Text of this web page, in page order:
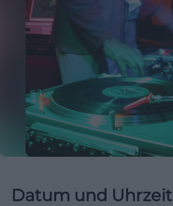
Datum und Uhrzeit